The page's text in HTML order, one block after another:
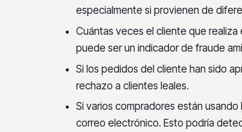
especialmente si provienen de
Cuántas veces el cliente que
puede ser un indicador de fraude
Si los pedidos del cliente han sido
rechazo a clientes leales.
Si varios compradores están
correo electrónico. Esto podría